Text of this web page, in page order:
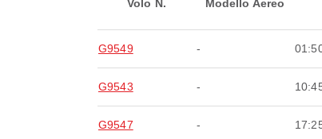
Volo N. Modello Aereo
G9549 -
G9543 -
G9547 -